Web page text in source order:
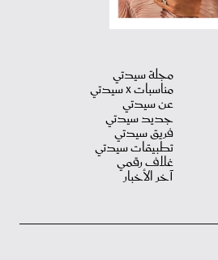
مجلة سيدتي
مناسبات X سيدتي
عن سيدتي
جديد سيدتي
فريق سيدتي
تطبيقات سيدتي
غلاف رقمي
آخر الأخبار